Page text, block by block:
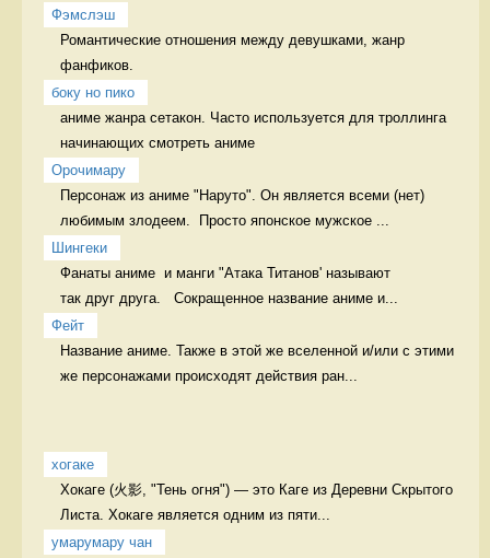
Фэмслэш
Романтические отношения между девушками, жанр
фанфиков.
боку но пико
аниме жанра сетакон. Часто используется для троллинга
начинающих смотреть аниме
Орочимару
Персонаж из аниме "Наруто". Он является всеми (нет)
любимым злодеем.  Просто японское мужское ...
Шингеки
Фанаты аниме  и манги "Атака Титанов' называют
так друг друга.   Сокращенное название аниме и...
Фейт
Название аниме. Также в этой же вселенной и/или с этими
же персонажами происходят действия ран...
хогаке
Хокаге (火影, "Тень огня") — это Каге из Деревни Скрытого
Листа. Хокаге является одним из пяти...
умарумару чан